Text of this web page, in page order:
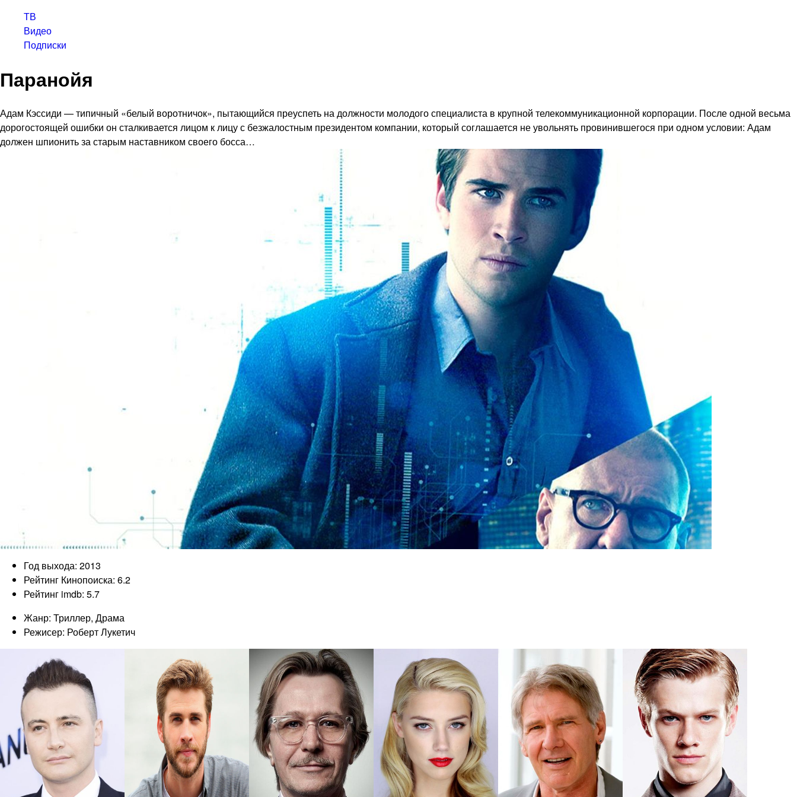
ТВ
Видео
Подписки
Паранойя
Адам Кэссиди — типичный «белый воротничок», пытающийся преуспеть на должности молодого специалиста в крупной телекоммуникационной корпорации. После одной весьма
дорогостоящей ошибки он сталкивается лицом к лицу с безжалостным президентом компании, который соглашается не увольнять провинившегося при одном условии: Адам
должен шпионить за старым наставником своего босса…
Год выхода: 2013
Рейтинг Кинопоиска: 6.2
Рейтинг imdb: 5.7
Жанр: Триллер, Драма
Режисер: Роберт Лукетич